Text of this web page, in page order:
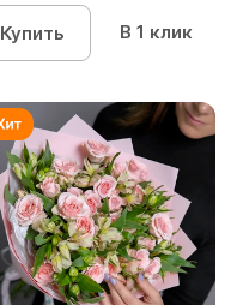
Купить В 1 клик